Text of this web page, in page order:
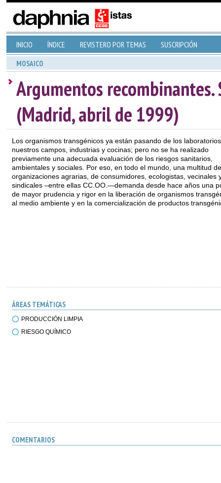
INICIO ÍNDICE REVISTERO POR TEMAS SUSCRIPCIÓN
MOSAICO
Argumentos
(Madrid, abril de 1999)
Los organismos transgénicos ya están pasando de los
nuestros campos, industrias y cocinas; pero no se ha realizado
previamente una adecuada evaluación de los riesgos sanitarios,
ambientales y sociales. Por eso, en todo el mundo, una multitud de
organizaciones agrarias, de consumidores, ecologistas, vecinales
sindicales –entre ellas CC.OO.—demanda desde hace años una
de mayor prudencia y rigor en la liberación de organismos
al medio ambiente y en la comercialización de productos
ÁREAS TEMÁTICAS
PRODUCCIÓN LIMPIA
RIESGO QUÍMICO
COMENTARIOS